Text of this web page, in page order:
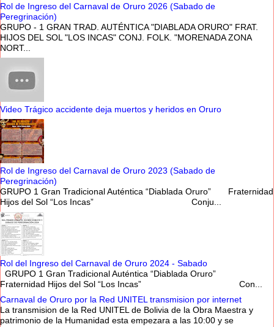
Rol de Ingreso del Carnaval de Oruro 2026 (Sabado de
Peregrinación)
GRUPO - 1 GRAN TRAD. AUTÉNTICA "DIABLADA ORURO" FRAT.
HIJOS DEL SOL "LOS INCAS" CONJ. FOLK. "MORENADA ZONA
NORT...
Video Trágico accidente deja muertos y heridos en Oruro
Rol de Ingreso del Carnaval de Oruro 2023 (Sabado de
Peregrinación)
GRUPO 1 Gran Tradicional Auténtica “Diablada Oruro” Fraternidad
Hijos del Sol “Los Incas” Conju...
Rol del Ingreso del Carnaval de Oruro 2024 - Sabado
GRUPO 1 Gran Tradicional Auténtica “Diablada Oruro”
Fraternidad Hijos del Sol “Los Incas” Con...
Carnaval de Oruro por la Red UNITEL transmision por internet
La transmision de la Red UNITEL de Bolivia de la Obra Maestra y
patrimonio de la Humanidad esta empezara a las 10:00 y se